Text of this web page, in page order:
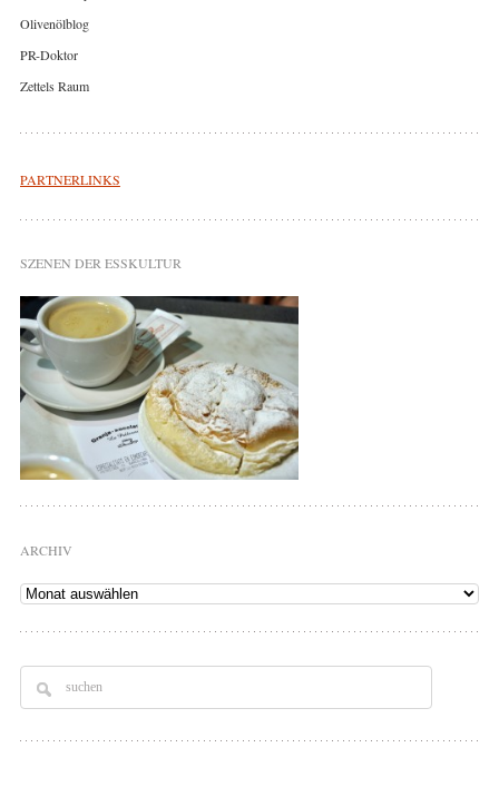
Olivenölblog
PR-Doktor
Zettels Raum
PARTNERLINKS
SZENEN DER ESSKULTUR
ARCHIV
Archiv